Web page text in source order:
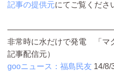
記事の提供元にてご覧くださ
非常時に水だけで発電 「マ
記事配信元）
gooニュース：福島民友 14/8/